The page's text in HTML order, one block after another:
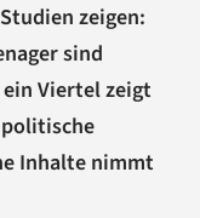
zeigen:
sind
ein Viertel zeigt
Inhalte nimmt